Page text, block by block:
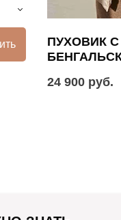
ПУХОВИК
24 900 руб.